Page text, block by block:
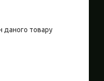
даного товару